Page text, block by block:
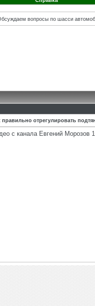
вопросы по шасси
правильно отрегулировать
с канала Евгений Морозов